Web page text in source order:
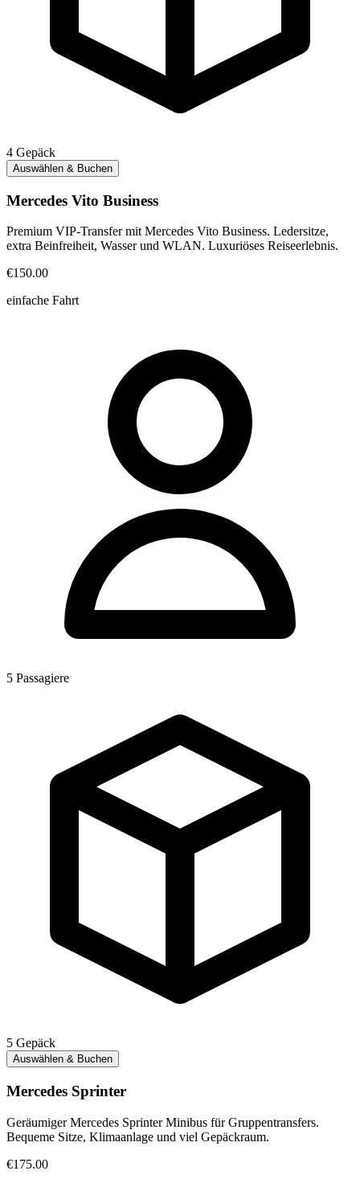
4 Gepäck
Auswählen & Buchen
Mercedes Vito Business
Premium VIP-Transfer mit Mercedes Vito Business. Ledersitze,
extra Beinfreiheit, Wasser und WLAN. Luxuriöses Reiseerlebnis.
€150.00
einfache Fahrt
5 Passagiere
5 Gepäck
Auswählen & Buchen
Mercedes Sprinter
Geräumiger Mercedes Sprinter Minibus für Gruppentransfers.
Bequeme Sitze, Klimaanlage und viel Gepäckraum.
€175.00